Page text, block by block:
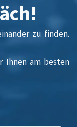
zu finden.
Ihnen am besten